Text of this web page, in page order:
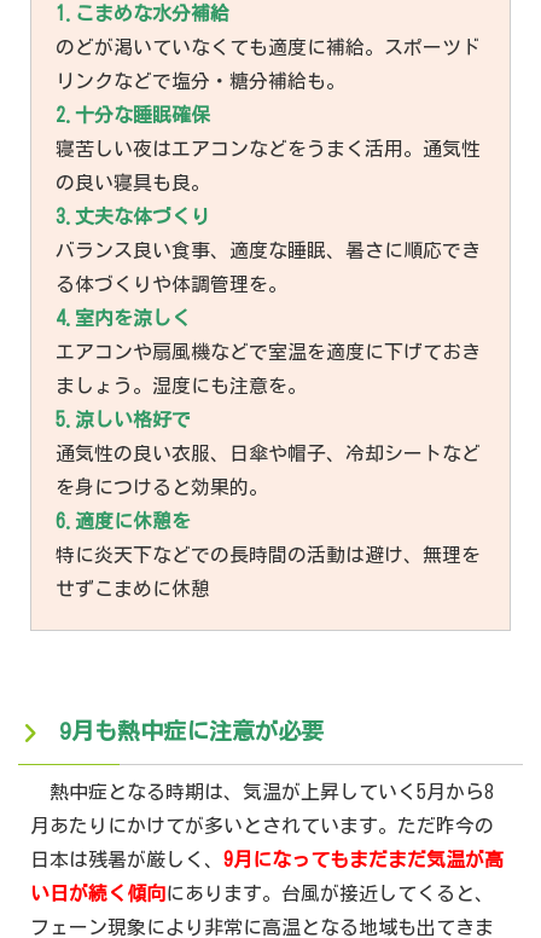
1.こまめな水分補給
のどが渇いていなくても適度に補給。スポーツド
リンクなどで塩分・糖分補給も。
2.十分な睡眠確保
寝苦しい夜はエアコンなどをうまく活用。通気性
の良い寝具も良。
3.丈夫な体づくり
バランス良い食事、適度な睡眠、暑さに順応でき
る体づくりや体調管理を。
4.室内を涼しく
エアコンや扇風機などで室温を適度に下げておき
ましょう。湿度にも注意を。
5.涼しい格好で
通気性の良い衣服、日傘や帽子、冷却シートなど
を身につけると効果的。
6.適度に休憩を
特に炎天下などでの長時間の活動は避け、無理を
せずこまめに休憩
9月も熱中症に注意が必要
熱中症となる時期は、気温が上昇していく5月から8
月あたりにかけてが多いとされています。ただ昨今の
日本は残暑が厳しく、 9月になってもまだまだ気温が高
い日が続く傾向にあります。台風が接近してくると、
フェーン現象により非常に高温となる地域も出てきま